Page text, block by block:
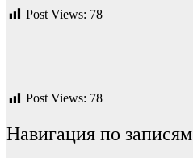
Post Views: 78
Post Views: 78
Навигация по записям